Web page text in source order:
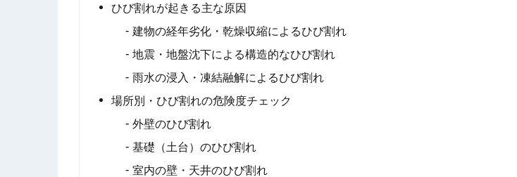
ひび割れが起きる主な原因
建物の経年劣化・乾燥収縮によるひび割れ
地震・地盤沈下による構造的なひび割れ
雨水の浸入・凍結融解によるひび割れ
場所別・ひび割れの危険度チェック
外壁のひび割れ
基礎（土台）のひび割れ
室内の壁・天井のひび割れ